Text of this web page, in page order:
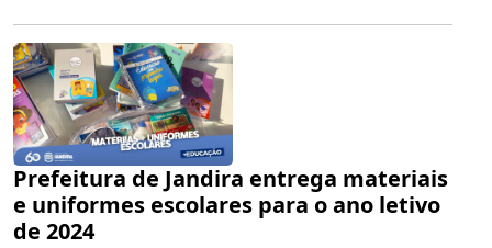
Prefeitura de Jandira entrega materiais
e uniformes escolares para o ano letivo
de 2024